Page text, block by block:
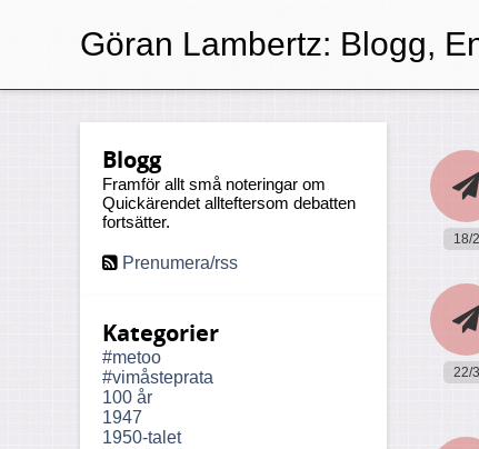
Blogg
Framför allt små noteringar om
Quickärendet allteftersom debatten
fortsätter.
Prenumera/rss
Kategorier
#metoo
#vimåsteprata
100 år
1947
1950-talet
18/2
22/3
Göran Lambertz: Blogg,